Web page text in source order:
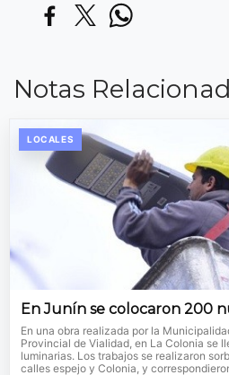
Notas
LOCALES
En Junín se colocaron 200
En una obra realizada por la
Provincial de Vialidad, en La Colonia se
luminarias. Los trabajos se realizaron
calles espejo y Colonia, y